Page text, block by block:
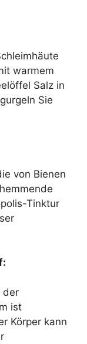
warmem
Salz in
Sie
von Bienen
Tinktur
der
ist
Körper kann